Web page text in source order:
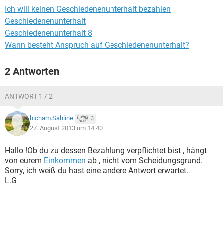
Ich will keinen Geschiedenenunterhalt bezahlen
Geschiedenenunterhalt
Geschiedenenunterhalt 8
Wann besteht Anspruch auf Geschiedenenunterhalt?
2 Antworten
ANTWORT 1 / 2
hicham.Sahline 3
27. August 2013 um 14:40
Hallo !Ob du zu dessen Bezahlung verpflichtet bist , hängt
von eurem Einkommen ab , nicht vom Scheidungsgrund.
Sorry, ich weiß du hast eine andere Antwort erwartet.
L.G